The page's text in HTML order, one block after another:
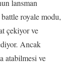
lansman
royale modu,
çekiyor ve
Ancak
atabilmesi ve